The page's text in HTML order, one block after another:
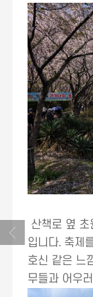
산책로 옆
입니다. 축제
호신 같은 느
무들과 어우